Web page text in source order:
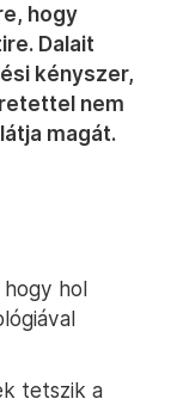
hogy
Dalait
kényszer,
nem
magát.
hogy hol
tetszik a